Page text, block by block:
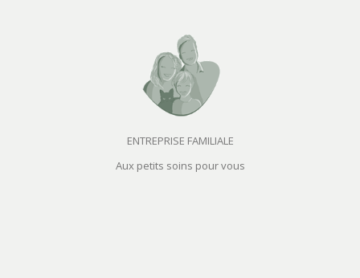
ENTREPRISE FAMILIALE
Aux petits soins pour vous